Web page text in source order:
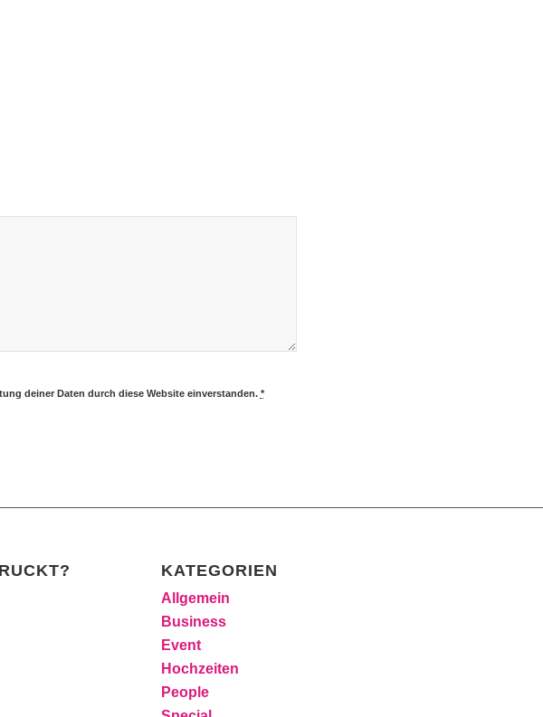
deiner Daten durch diese Website einverstanden. *
KATEGORIEN
Allgemein
Business
Event
Hochzeiten
People